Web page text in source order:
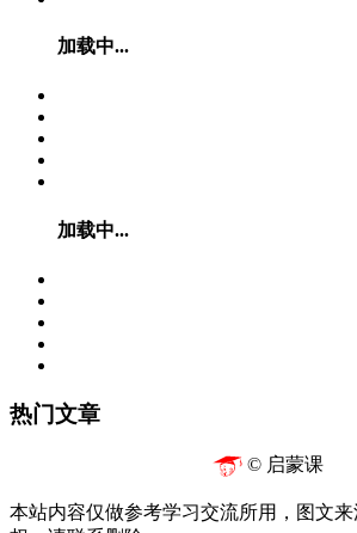
加载中...
加载中...
热门文章
© 启蒙课
本站内容仅做参考学习交流所用，图文